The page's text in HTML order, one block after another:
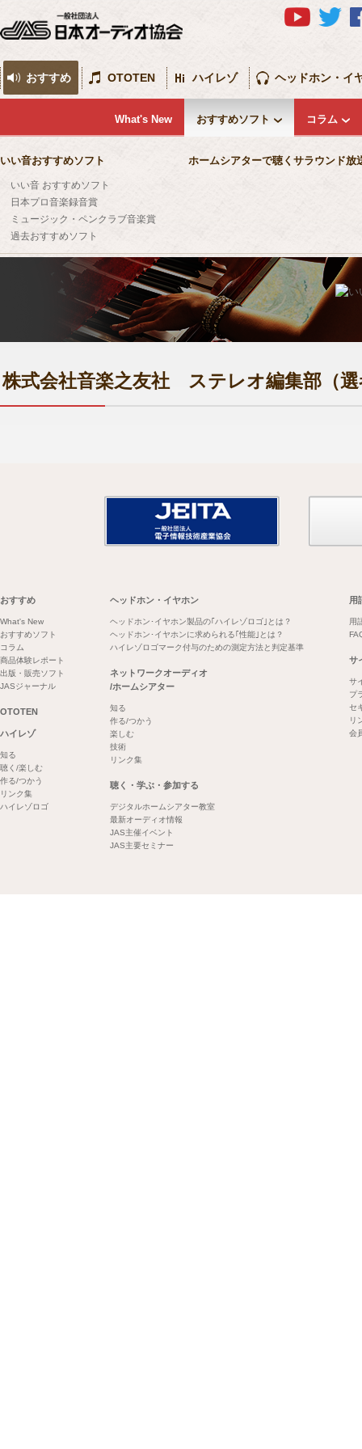
おすすめ
What's New おすすめソフト
いい音おすすめソフト
いい音 おすすめソフト
日本プロ音楽録音賞
ミュージック・ペンクラブ音楽賞
過去おすすめソフト
ホームシアターで聴くサラウンド放
コラム
OTOTEN ハイレゾ ヘッドホン・イ
株式会社音楽之友社 ステレオ編集部（
おすすめ
What's New
おすすめソフト
コラム
商品体験レポート
出版・販売ソフト
JASジャーナル
OTOTEN
ハイレゾ
知る
聴く/楽しむ
作る/つかう
リンク集
ハイレゾロゴ
ヘッドホン・イヤホン
ヘッドホン･イヤホン製品の｢ハイレゾロゴ｣とは？
ヘッドホン･イヤホンに求められる｢性能｣とは？
ハイレゾロゴマーク付与のための測定方法と判定基準
ネットワークオーディオ
/ホームシアター
知る
作る/つかう
楽しむ
技術
リンク集
聴く・学ぶ・参加する
デジタルホームシアター教室
最新オーディオ情報
JAS主催イベント
JAS主要セミナー
用
用
サ
サ
プ
セ
リ
会